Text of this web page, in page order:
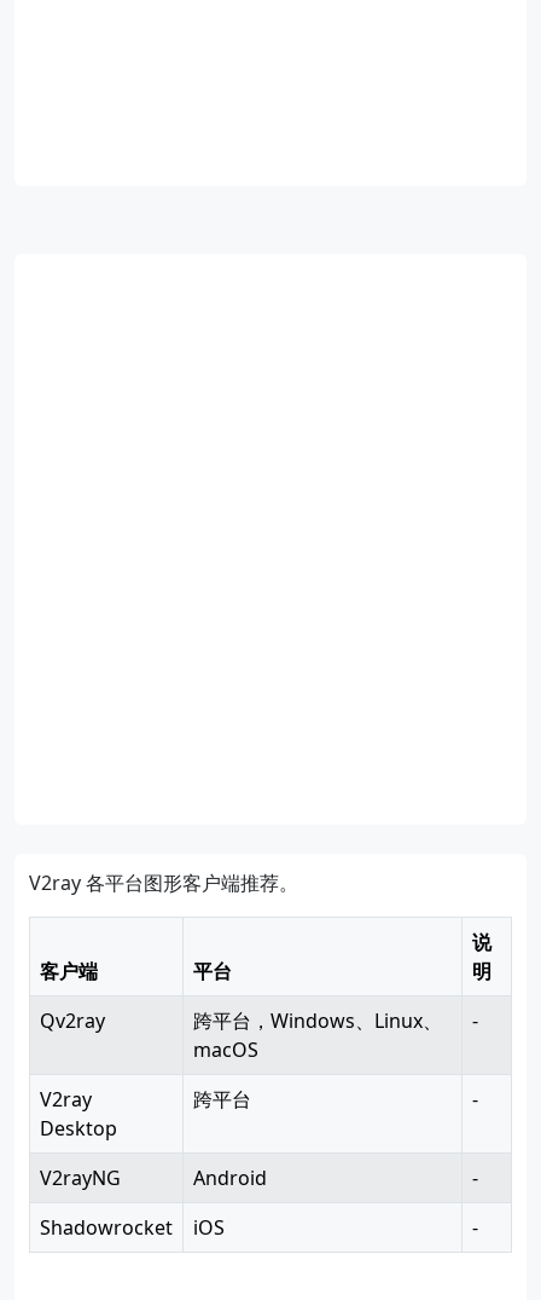
V2ray 各平台图形客户端推荐。
客户端 平台
说
明
Qv2ray
跨平台，Windows、Linux、
macOS
-
V2ray
Desktop
跨平台 -
V2rayNG Android
-
Shadowrocket
iOS -